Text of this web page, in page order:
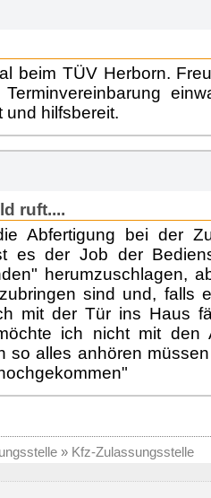
beim TÜV Herborn.
Terminvereinbarung
und hilfsbereit.
ruft....
Abfertigung bei der
es der Job der
herumzuschlagen,
sind und, falls
mit der Tür ins Haus
ich nicht mit den
so alles anhören
» Kfz-Zulassungsstelle